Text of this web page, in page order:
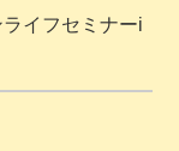
イフセミナーi